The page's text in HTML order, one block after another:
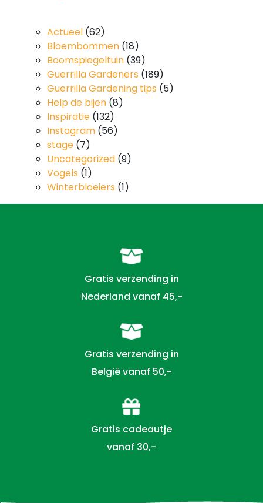
Actueel (62)
Bloembommen (18)
Boomspiegeltuin (39)
Guerrilla Gardeners (189)
Guerrilla Gardening tips (5)
Help de bijen (8)
Inspiratie (132)
Instagram (56)
stage (7)
Uncategorized (9)
Vogels (1)
Winterbloeiers (1)
Gratis verzending in
Nederland vanaf 45,-
Gratis verzending in
België vanaf 50,-
Gratis cadeautje
vanaf 30,-